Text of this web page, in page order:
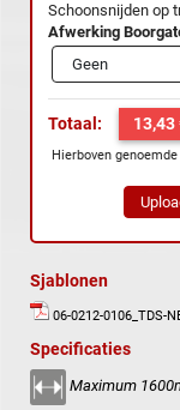
Schoonsnijden op
Afwerking
Totaal: 13,43
Hierboven
Sjablonen
06-0212-0106_TDS-
Specificaties
Maximum